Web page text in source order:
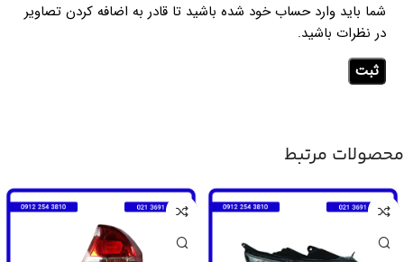
شما باید وارد حساب خود شده باشید تا قادر به اضافه کردن تصاویر
در نظرات باشید.
محصولات مرتبط